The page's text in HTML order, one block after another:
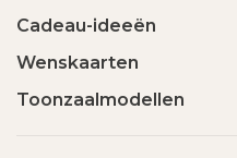
Cadeau-ideeën
Wenskaarten
Toonzaalmodellen